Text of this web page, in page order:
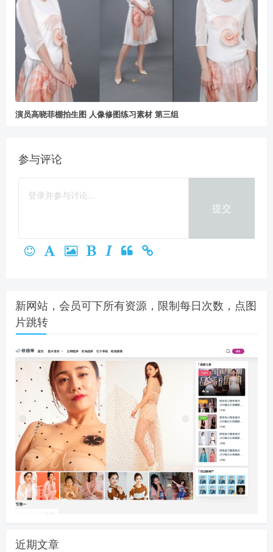
演员高晓菲棚拍生图 人像修图练习素材 第三组
参与评论
提交
新网站，会员可下所有资源，限制每日次数，点图
片跳转
近期文章